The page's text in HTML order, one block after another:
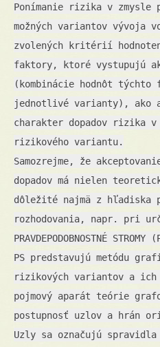
Ponímanie rizika v zmysle
možných variantov vývoja
zvolených kritérií
faktory, ktoré vystupujú
(kombinácie hodnôt
jednotlivé varianty), ako
charakter dopadov rizika v
rizikového variantu.
Samozrejme, že
dopadov má nielen
dôležité najmä z hľadiska
rozhodovania, napr. pri
PRAVDEPODOBNOSTNÉ STROMY
PS predstavujú metódu
rizikových variantov a ich
pojmový aparát teórie
postupnosť uzlov a hrán
Uzly sa označujú